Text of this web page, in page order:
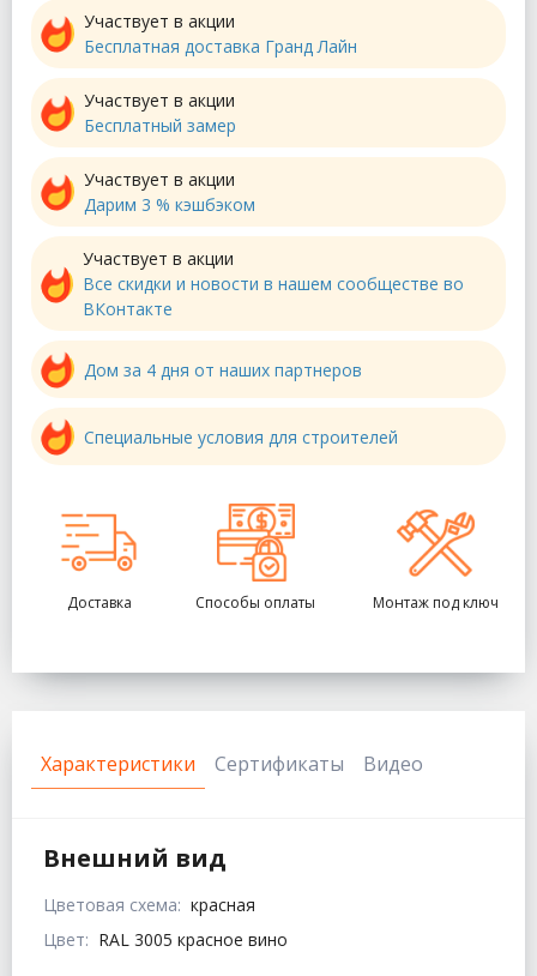
Участвует в акции
Бесплатная доставка Гранд Лайн
Участвует в акции
Бесплатный замер
Участвует в акции
Дарим 3 % кэшбэком
Участвует в акции
Все скидки и новости в нашем сообществе во
ВКонтакте
Дом за 4 дня от наших партнеров
Специальные условия для строителей
Доставка Способы оплаты Монтаж под ключ
Характеристики Сертификаты Видео
Внешний вид
Цветовая схема: красная
Цвет: RAL 3005 красное вино